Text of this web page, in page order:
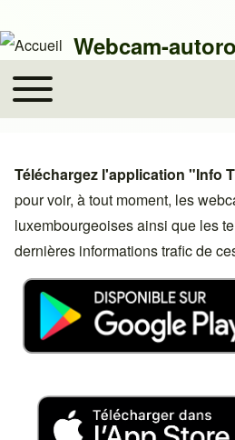
Close search
Rechercher
Webcam-
Main navigation
Toggle main menu
Téléchargez l'application "Info
pour voir, à tout moment, les
luxembourgeoises ainsi que les
dernières informations trafic de